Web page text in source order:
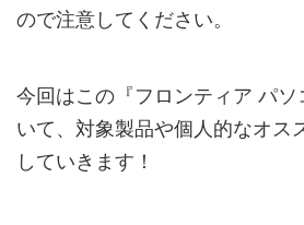
ので注意してください。
今回はこの『フロンティア パ
いて、対象製品や個人的なオス
していきます！